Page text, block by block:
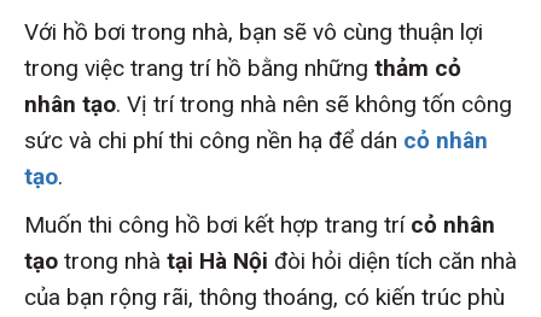
Với hồ bơi trong nhà, bạn sẽ vô cùng thuận lợi
trong việc trang trí hồ bằng những thảm cỏ
nhân tạo. Vị trí trong nhà nên sẽ không tốn công
sức và chi phí thi công nền hạ để dán cỏ nhân
tạo.
Muốn thi công hồ bơi kết hợp trang trí cỏ nhân
tạo trong nhà tại Hà Nội đòi hỏi diện tích căn nhà
của bạn rộng rãi, thông thoáng, có kiến trúc phù